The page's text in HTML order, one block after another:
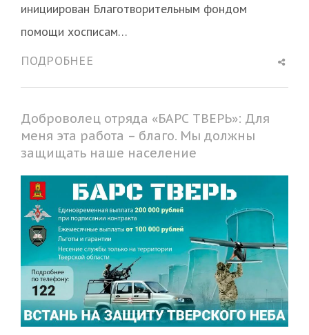
инициирован Благотворительным фондом
помощи хосписам…
ПОДРОБНЕЕ
post
Доброволец отряда «БАРС ТВЕРЬ»: Для
меня эта работа – благо. Мы должны
защищать наше население